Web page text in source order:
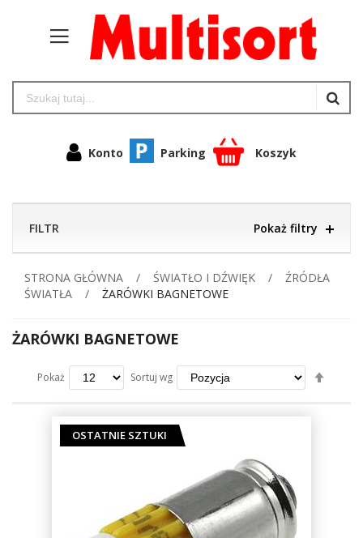
Konto Parking Koszyk
FILTR Pokaż filtry
STRONA GŁÓWNA ŚWIATŁO I DŹWIĘK
ŹRÓDŁA
ŚWIATŁA
ŻARÓWKI BAGNETOWE
ŻARÓWKI BAGNETOWE
Pokaż Sortuj wg
OSTATNIE SZTUKI